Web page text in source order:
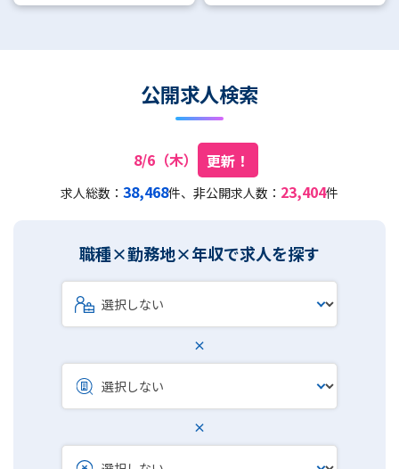
公開求人検索
8/6（木） 更新！
求人総数： 38,468件、非公開求人数： 23,404件
職種×勤務地×年収で求人を探す
×
×